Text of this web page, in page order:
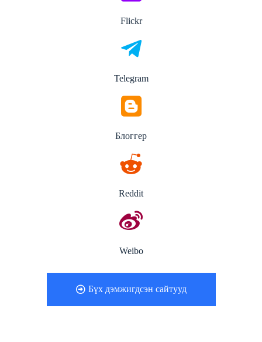
Flickr
Telegram
Блоггер
Reddit
Weibo
Бүх дэмжигдсэн сайтууд